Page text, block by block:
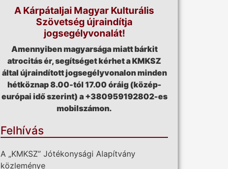
A Kárpátaljai Magyar Kulturális
Szövetség újraindítja
jogsegélyvonalát!
Amennyiben magyarsága miatt bárkit
atrocitás ér, segítséget kérhet a KMKSZ
által újraindított jogsegélyvonalon minden
hétköznap 8.00-tól 17.00 óráig (közép-
európai idő szerint) a +380959192802-es
mobilszámon.
Felhívás
A „KMKSZ” Jótékonysági Alapítvány
közleménye